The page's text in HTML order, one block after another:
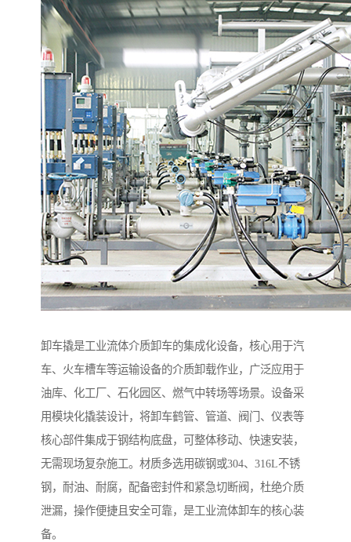
卸车撬是工业流体介质卸车的集成化设备，核心用于汽
车、火车槽车等运输设备的介质卸载作业，广泛应用于
油库、化工厂、石化园区、燃气中转场等场景。设备采
用模块化撬装设计，将卸车鹤管、管道、阀门、仪表等
核心部件集成于钢结构底盘，可整体移动、快速安装，
无需现场复杂施工。材质多选用碳钢或304、316L不锈
钢，耐油、耐腐，配备密封件和紧急切断阀，杜绝介质
泄漏，操作便捷且安全可靠，是工业流体卸车的核心装
备。